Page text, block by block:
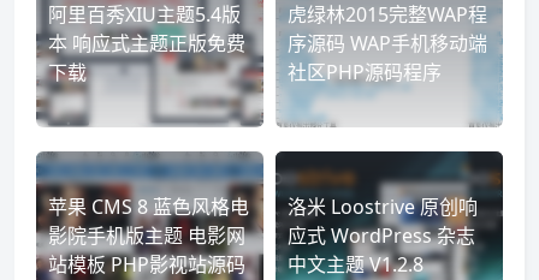
阿里百秀XIU主题5.4版
本 响应式主题正版免费
下载
虎绿林2015完整WAP程
序源码 WAP手机移动端
社区PHP源码程序
苹果 CMS 8 蓝色风格电
影院手机版主题 电影网
站模板 PHP影视站源码
洛米 Loostrive 原创响
应式 WordPress 杂志
中文主题 V1.2.8